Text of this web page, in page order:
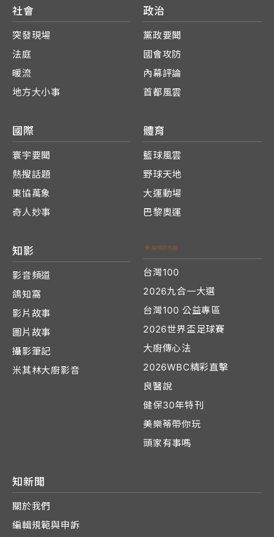
社會
突發現場
法庭
暖流
地方大小事
政治
黨政要聞
國會攻防
內幕評論
首都風雲
國際
寰宇要聞
熱搜話題
東協萬象
奇人妙事
體育
籃球風雲
野球天地
大運動場
巴黎奧運
知影
影音頻道
鴿知窩
影片故事
圖片故事
攝影筆記
米其林大廚影音
台灣100
2026九合一大選
台灣100 公益專區
2026世界盃足球賽
大廚傳心法
2026WBC精彩直擊
良醫說
健保30年特刊
美樂蒂帶你玩
頭家有事嗎
知新聞
關於我們
編輯規範與申訴